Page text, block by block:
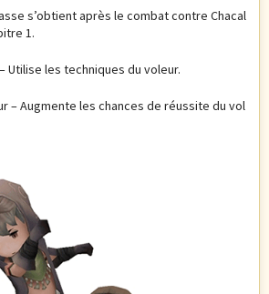
s’obtient après le combat contre Chacal
1.
Utilise les techniques du voleur.
– Augmente les chances de réussite du vol